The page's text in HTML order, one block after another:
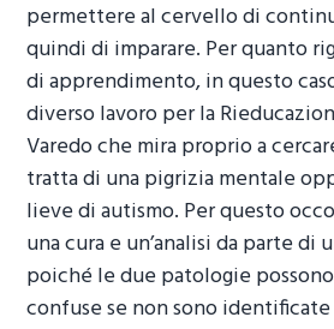
permettere al cervello di
quindi di imparare. Per quanto
di apprendimento, in questo
diverso lavoro per la
Varedoche mira proprio a
tratta di una pigrizia mentale
lieve di autismo. Per questo
una cura e un’analisi da parte di
poiché le due patologie
confuse se non sono